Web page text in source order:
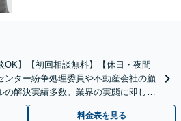
OK】【初回相談無料】【休日・夜間
ンター紛争処理委員や不動産会社の顧
の解決実績多数。業界の実態に即した
かにサポートいたします。
料金表を見る